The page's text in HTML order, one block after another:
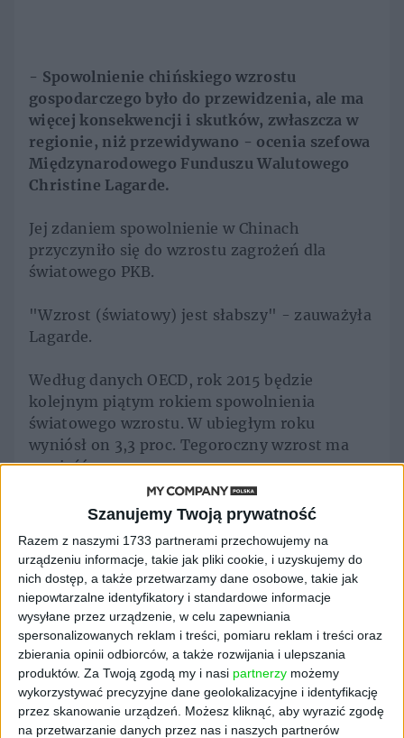
Szanujemy Twoją prywatność
Razem z naszymi 1733 partnerami przechowujemy na
urządzeniu informacje, takie jak pliki cookie, i uzyskujemy do
nich dostęp, a także przetwarzamy dane osobowe, takie jak
niepowtarzalne identyfikatory i standardowe informacje
wysyłane przez urządzenie, w celu zapewniania
spersonalizowanych reklam i treści, pomiaru reklam i treści oraz
zbierania opinii odbiorców, a także rozwijania i ulepszania
produktów. Za Twoją zgodą my i nasi partnerzy możemy
wykorzystywać precyzyjne dane geolokalizacyjne i identyfikację
przez skanowanie urządzeń. Możesz kliknąć, aby wyrazić zgodę
na przetwarzanie danych przez nas i naszych partnerów
- Spowolnienie chińskiego wzrostu
gospodarczego było do przewidzenia, ale ma
więcej konsekwencji i skutków, zwłaszcza w
regionie, niż przewidywano - ocenia szefowa
Międzynarodowego Funduszu Walutowego
Christine Lagarde.
Jej zdaniem spowolnienie w Chinach
przyczyniło się do wzrostu zagrożeń dla
światowego PKB.
"Wzrost (światowy) jest słabszy" - zauważyła
Lagarde.
Według danych OECD, rok 2015 będzie
kolejnym piątym rokiem spowolnienia
światowego wzrostu. W ubiegłym roku
wyniósł on 3,3 proc. Tegoroczny wzrost ma
wynieść 3 proc.
Głównym tego powodem jest spowolnienie
gospodarki chińskiej oraz poważniejsza od
spodziewanej recesja w Brazylii.
W Chinach OECED prognozuje tegoroczny
wzrost na poziomie 6,7 proc. i 6,5 proc. w roku
2016.
Zdaniem analityków produkcja i konsumpcja
w Chinach pozostają powściągliwe ze względu
na skutki spowolnienia, a popyt krajowy jest w